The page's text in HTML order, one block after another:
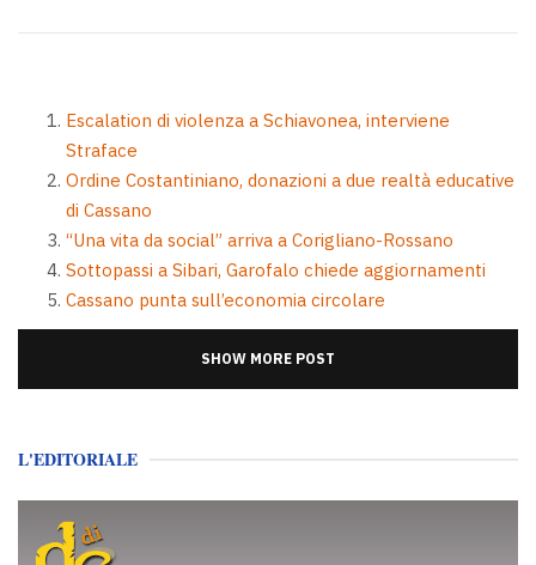
Escalation di violenza a Schiavonea, interviene
Straface
Ordine Costantiniano, donazioni a due realtà educative
di Cassano
“Una vita da social” arriva a Corigliano-Rossano
Sottopassi a Sibari, Garofalo chiede aggiornamenti
Cassano punta sull’economia circolare
SHOW MORE POST
L'EDITORIALE